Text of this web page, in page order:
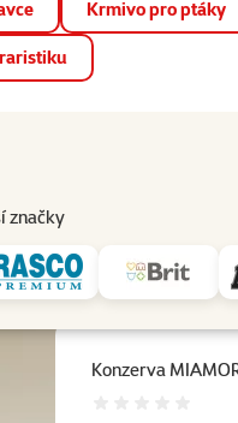
zoo.Více informací
Krmivo pro ptáky
značky
Služby
+ křepelčí vejce v želé 100g
Konzerva